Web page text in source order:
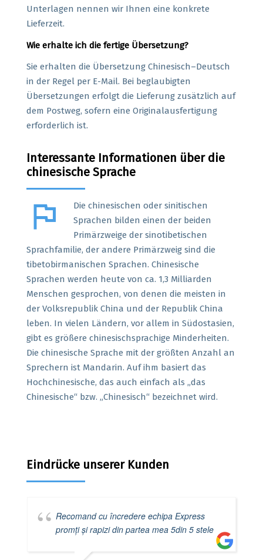
Unterlagen nennen wir Ihnen eine konkrete
Lieferzeit.
Wie erhalte ich die fertige Übersetzung?
Sie erhalten die Übersetzung Chinesisch–Deutsch
in der Regel per E-Mail. Bei beglaubigten
Übersetzungen erfolgt die Lieferung zusätzlich auf
dem Postweg, sofern eine Originalausfertigung
erforderlich ist.
Interessante Informationen über die
chinesische Sprache
flag
Die chinesischen oder sinitischen
Sprachen bilden einen der beiden
Primärzweige der sinotibetischen
Sprachfamilie, der andere Primärzweig sind die
tibetobirmanischen Sprachen. Chinesische
Sprachen werden heute von ca. 1,3 Milliarden
Menschen gesprochen, von denen die meisten in
der Volksrepublik China und der Republik China
leben. In vielen Ländern, vor allem in Südostasien,
gibt es größere chinesischsprachige Minderheiten.
Die chinesische Sprache mit der größten Anzahl an
Sprechern ist Mandarin. Auf ihm basiert das
Hochchinesische, das auch einfach als „das
Chinesische“ bzw. „Chinesisch“ bezeichnet wird.
Eindrücke unserer Kunden
Recomand cu încredere echipa Express
promți și rapizi din partea mea 5din 5 stele